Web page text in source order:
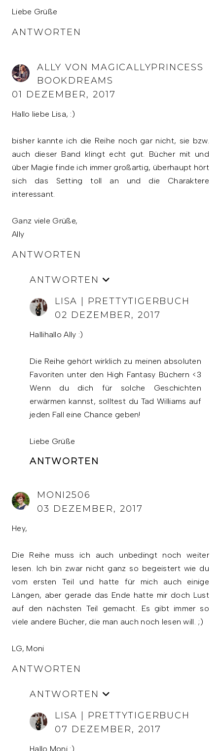
Liebe Grüße
ANTWORTEN
ALLY VON MAGICALLYPRINCESS
BOOKDREAMS
01 DEZEMBER, 2017
Hallo liebe Lisa, :)
bisher kannte ich die Reihe noch gar nicht, sie bzw.
auch dieser Band klingt echt gut. Bücher mit und
über Magie finde ich immer großartig, überhaupt hört
sich das Setting toll an und die Charaktere
interessant.
Ganz viele Grüße,
Ally
ANTWORTEN
ANTWORTEN
LISA | PRETTYTIGERBUCH
02 DEZEMBER, 2017
Hallihallo Ally :)
Die Reihe gehört wirklich zu meinen absoluten
Favoriten unter den High Fantasy Büchern <3
Wenn du dich für solche Geschichten
erwärmen kannst, solltest du Tad Williams auf
jeden Fall eine Chance geben!
Liebe Grüße
ANTWORTEN
MONI2506
03 DEZEMBER, 2017
Hey,
Die Reihe muss ich auch unbedingt noch weiter
lesen. Ich bin zwar nicht ganz so begeistert wie du
vom ersten Teil und hatte für mich auch einige
Längen, aber gerade das Ende hatte mir doch Lust
auf den nächsten Teil gemacht. Es gibt immer so
viele andere Bücher, die man auch noch lesen will. ;)
LG, Moni
ANTWORTEN
ANTWORTEN
LISA | PRETTYTIGERBUCH
07 DEZEMBER, 2017
Hallo Moni :)